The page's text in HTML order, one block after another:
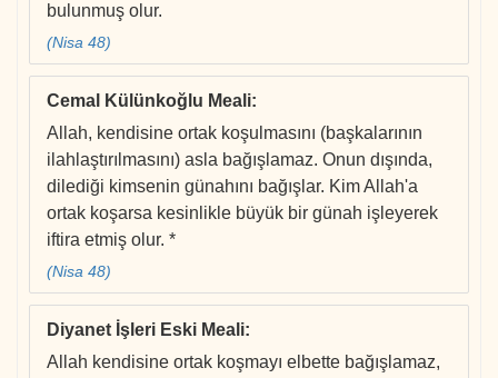
bulunmuş olur.
(Nisa 48)
Cemal Külünkoğlu Meali:
Allah, kendisine ortak koşulmasını (başkalarının
ilahlaştırılmasını) asla bağışlamaz. Onun dışında,
dilediği kimsenin günahını bağışlar. Kim Allah'a
ortak koşarsa kesinlikle büyük bir günah işleyerek
iftira etmiş olur. *
(Nisa 48)
Diyanet İşleri Eski Meali:
Allah kendisine ortak koşmayı elbette bağışlamaz,